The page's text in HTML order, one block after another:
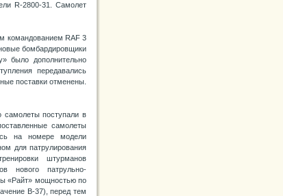
R-2800-31. Самолет
командованием RAF 3
бомбардировщики
было дополнительно
передавались
поставки отменены.
самолеты поступали в
самолеты
на номере модели
для патрулирования
штурманов
нового патрульно-
«Райт» мощностью по
В-37), перед тем